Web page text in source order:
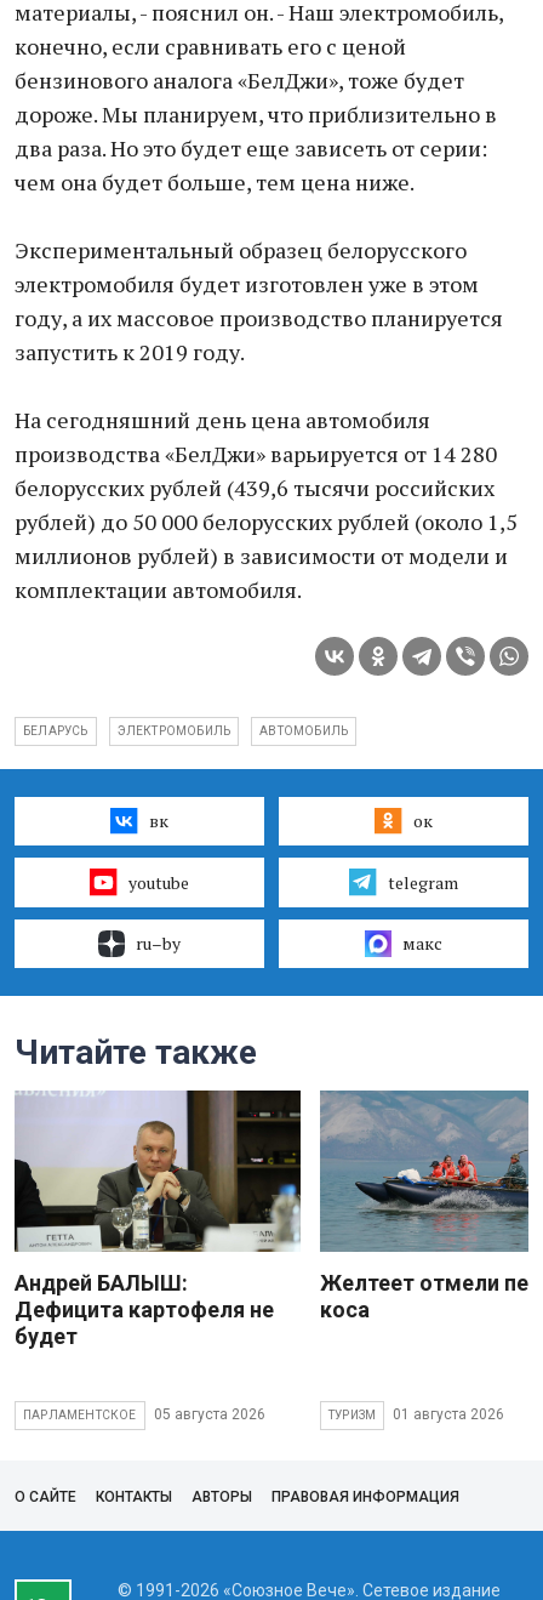
материалы, - пояснил он. - Наш электромобиль,
конечно, если сравнивать его с ценой
бензинового аналога «БелДжи», тоже будет
дороже. Мы планируем, что приблизительно в
два раза. Но это будет еще зависеть от серии:
чем она будет больше, тем цена ниже.
Экспериментальный образец белорусского
электромобиля будет изготовлен уже в этом
году, а их массовое производство планируется
запустить к 2019 году.
На сегодняшний день цена автомобиля
производства «БелДжи» варьируется от 14 280
белорусских рублей (439,6 тысячи российских
рублей) до 50 000 белорусских рублей (около 1,5
миллионов рублей) в зависимости от модели и
комплектации автомобиля.
БЕЛАРУСЬ ЭЛЕКТРОМОБИЛЬ АВТОМОБИЛЬ
вк ок
youtube telegram
ru–by макс
Читайте также
Андрей БАЛЫШ:
Дефицита картофеля не
будет
ПАРЛАМЕНТСКОЕ 05 августа 2026
Желтеет отмели
коса
ТУРИЗМ 01 августа 2026
О САЙТЕ КОНТАКТЫ АВТОРЫ ПРАВОВАЯ ИНФОРМАЦИЯ
© 1991-2026 «Союзное Вече». Сетевое издание